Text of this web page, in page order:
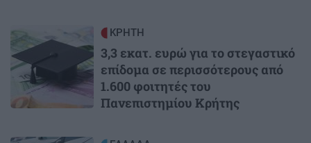
Image ΚΡΗΤΗ
3,3 εκατ. ευρώ για το στεγαστικό
επίδομα σε περισσότερους από
1.600 φοιτητές του
Πανεπιστημίου Κρήτης